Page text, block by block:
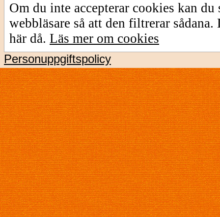
Om du inte accepterar cookies kan
webbläsare så att den filtrerar
här då. Läs mer om cookies
Personuppgiftspolicy